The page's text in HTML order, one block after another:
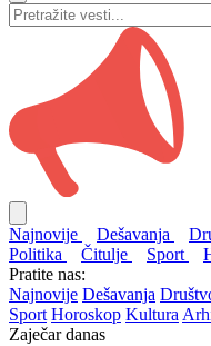
Najnovije Dešavanja
Politika
Čitulje Sport
Pratite nas:
Najnovije Dešavanja
Sport Horoskop Kultura
Zaječar danas